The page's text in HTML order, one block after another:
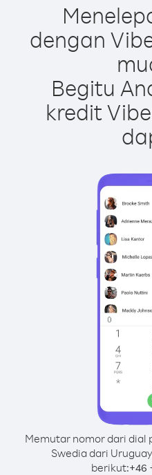
dengan
Begitu
kredit
Memutar nomor dari dial
Swedia dari
berikut:+46